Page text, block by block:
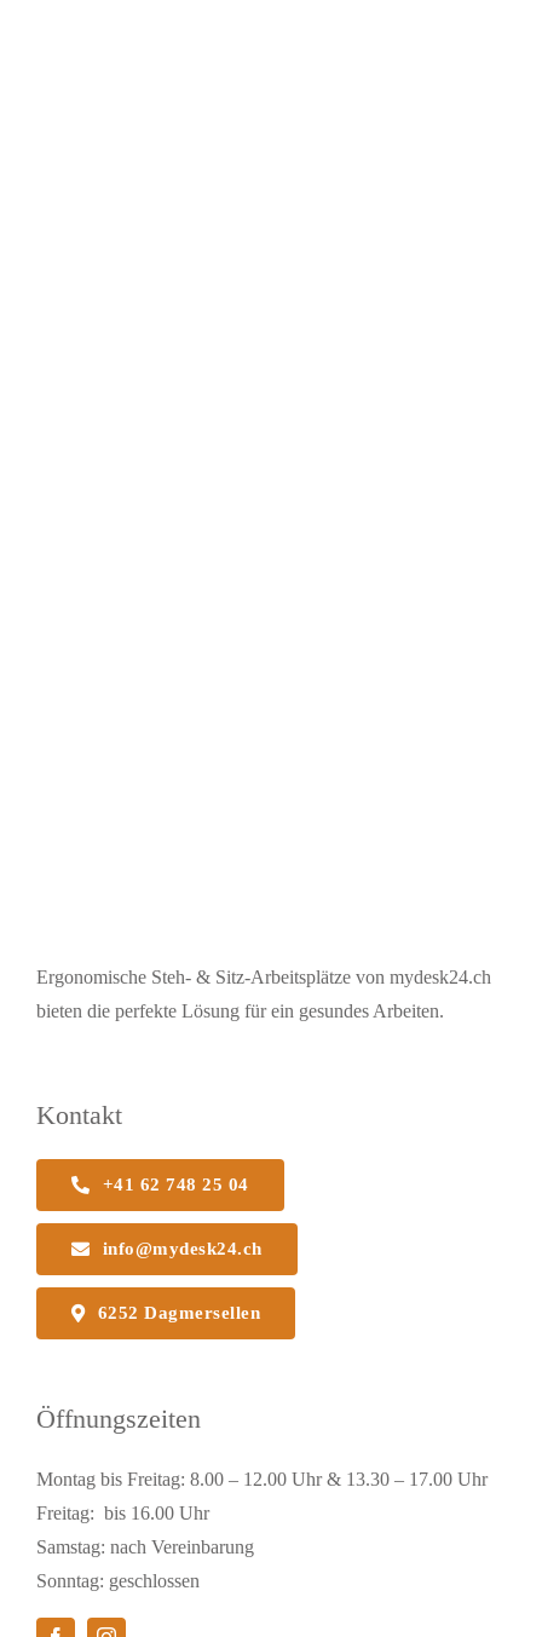
Ergonomische Steh- & Sitz-Arbeitsplätze von mydesk24.ch
bieten die perfekte Lösung für ein gesundes Arbeiten.
Kontakt
+41 62 748 25 04
info@mydesk24.ch
6252 Dagmersellen
Öffnungszeiten
Montag bis Freitag: 8.00 – 12.00 Uhr & 13.30 – 17.00 Uhr
Freitag: bis 16.00 Uhr
Samstag: nach Vereinbarung
Sonntag: geschlossen